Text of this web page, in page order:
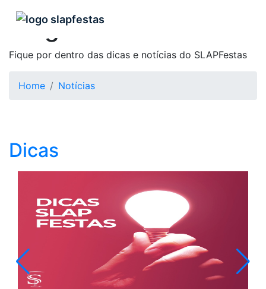
Blog
Fique por dentro das dicas e notícias do SLAPFestas
Home Notícias
Dicas